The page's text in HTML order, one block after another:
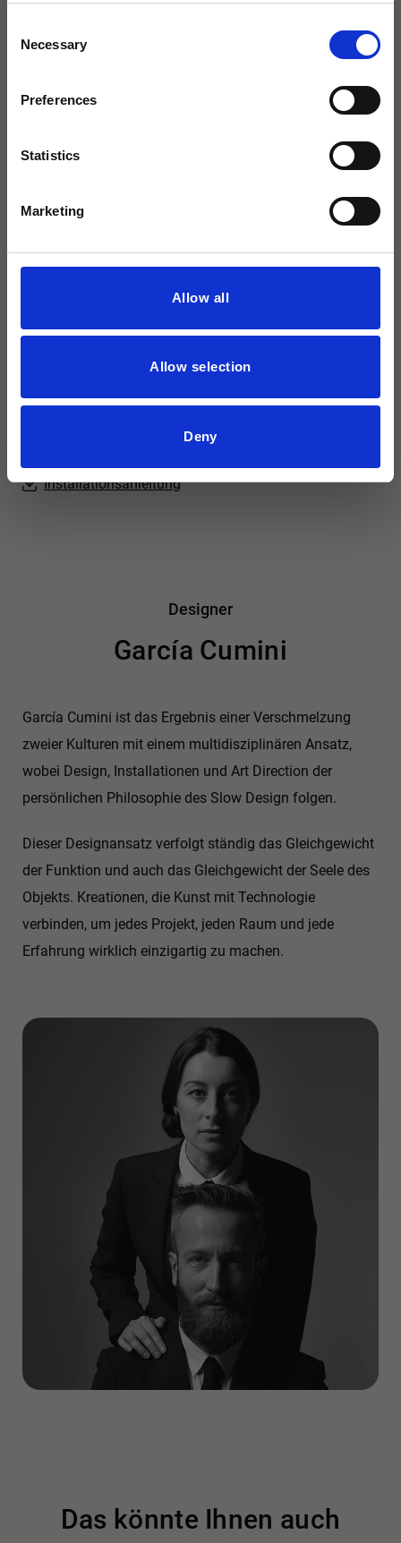
Selection
Necessary
Preferences
Statistics
Marketing
Allow all
Allow selection
Deny
Installationsanleitung
Designer
García Cumini
García Cumini ist das Ergebnis einer Verschmelzung
zweier Kulturen mit einem multidisziplinären Ansatz,
wobei Design, Installationen und Art Direction der
persönlichen Philosophie des Slow Design folgen.
Dieser Designansatz verfolgt ständig das Gleichgewicht
der Funktion und auch das Gleichgewicht der Seele des
Objekts. Kreationen, die Kunst mit Technologie
verbinden, um jedes Projekt, jeden Raum und jede
Erfahrung wirklich einzigartig zu machen.
Das könnte Ihnen auch